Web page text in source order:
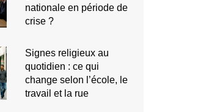
nationale en période de
crise ?
Signes religieux au
quotidien : ce qui
change selon l’école, le
travail et la rue